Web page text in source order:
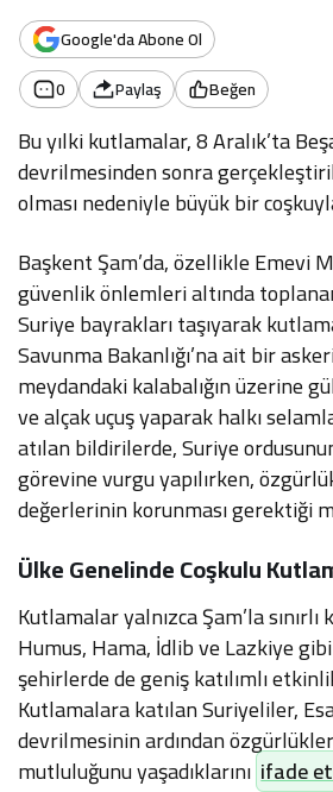
Google'da Abone Ol
0
Paylaş Beğen
Bu yılki kutlamalar, 8 Aralık’ta
devrilmesinden sonra
olması nedeniyle büyük bir
Başkent Şam’da, özellikle Emevi
güvenlik önlemleri altında
Suriye bayrakları taşıyarak
Savunma Bakanlığı’na ait bir
meydandaki kalabalığın üzerine
ve alçak uçuş yaparak halkı
atılan bildirilerde, Suriye
görevine vurgu yapılırken,
değerlerinin korunması gerektiği
Ülke Genelinde Coşkulu
Kutlamalar yalnızca Şam’la
Humus, Hama, İdlib ve Lazkiye
şehirlerde de geniş katılımlı
Kutlamalara katılan Suriyeliler,
devrilmesinin ardından
mutluluğunu yaşadıklarını ifade